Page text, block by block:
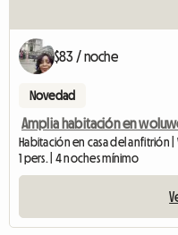
$83 / noche
Novedad
Habitación en casa del anfitrión |
1 pers. | 4 noches mínimo